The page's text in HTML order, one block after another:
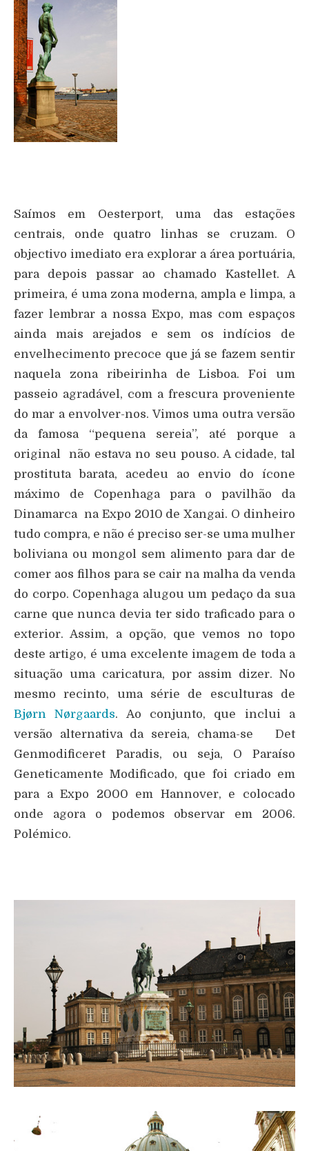
Saímos em Oesterport, uma das estações
centrais, onde quatro linhas se cruzam. O
objectivo imediato era explorar a área portuária,
para depois passar ao chamado Kastellet. A
primeira, é uma zona moderna, ampla e limpa, a
fazer lembrar a nossa Expo, mas com espaços
ainda mais arejados e sem os indícios de
envelhecimento precoce que já se fazem sentir
naquela zona ribeirinha de Lisboa. Foi um
passeio agradável, com a frescura proveniente
do mar a envolver-nos. Vimos uma outra versão
da famosa “pequena sereia”, até porque a
original não estava no seu pouso. A cidade, tal
prostituta barata, acedeu ao envio do ícone
máximo de Copenhaga para o pavilhão da
Dinamarca na Expo 2010 de Xangai. O dinheiro
tudo compra, e não é preciso ser-se uma mulher
boliviana ou mongol sem alimento para dar de
comer aos filhos para se cair na malha da venda
do corpo. Copenhaga alugou um pedaço da sua
carne que nunca devia ter sido traficado para o
exterior. Assim, a opção, que vemos no topo
deste artigo, é uma excelente imagem de toda a
situação uma caricatura, por assim dizer. No
mesmo recinto, uma série de esculturas de
Bjørn Nørgaards. Ao conjunto, que inclui a
versão alternativa da sereia, chama-se Det
Genmodificeret Paradis, ou seja, O Paraíso
Geneticamente Modificado, que foi criado em
para a Expo 2000 em Hannover, e colocado
onde agora o podemos observar em 2006.
Polémico.